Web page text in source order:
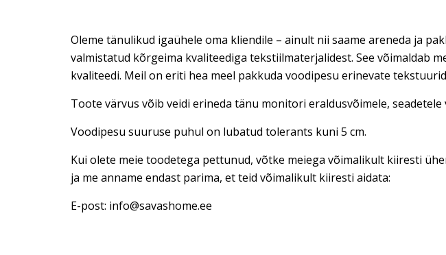
Oleme tänulikud igaühele oma kliendile – ainult nii saame areneda ja
valmistatud kõrgeima kvaliteediga tekstiilmaterjalidest. See võimaldab
kvaliteedi. Meil on eriti hea meel pakkuda voodipesu erinevate
Toote värvus võib veidi erineda tänu monitori eraldusvõimele,
Voodipesu suuruse puhul on lubatud tolerants kuni 5 cm.
Kui olete meie toodetega pettunud, võtke meiega võimalikult kiiresti
ja me anname endast parima, et teid võimalikult kiiresti aidata:
E-post: info@savashome.ee